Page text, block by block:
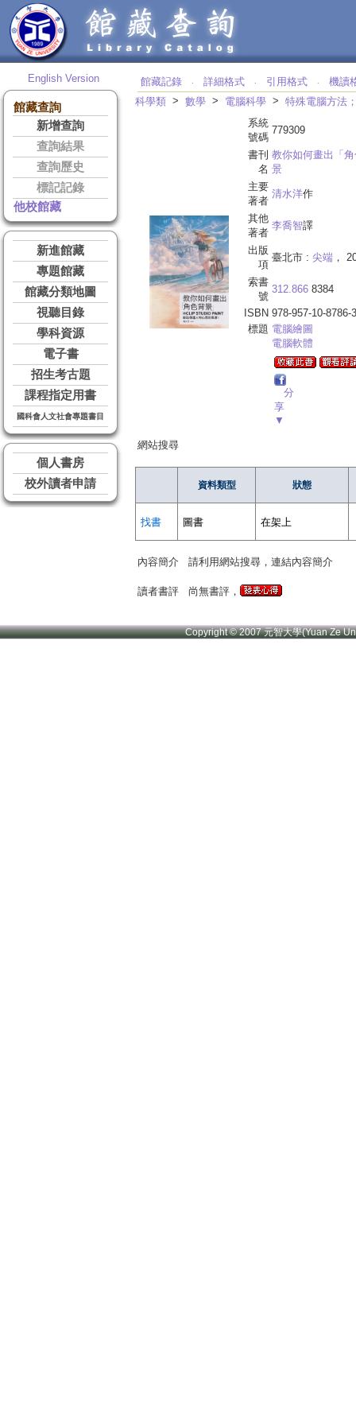
English Version
館藏查詢
新增查詢
查詢結果
查詢歷史
標記記錄
他校館藏
新進館藏
專題館藏
館藏分類地圖
視聽目錄
學科資源
電子書
招生考古題
課程指定用書
國科會人文社會專題書目
個人書房
校外讀者申請
館藏記錄 ‧ 詳細格式 ‧ 引用格式 ‧
機讀
科學類 > 數學 > 電腦科學 > 特殊電腦方法
系統
號碼
779309
書刊
名
教你如何畫出「
景
主要
著者
清水洋作
其他
著者
李喬智譯
出版
項
臺北市 : 尖端 ，
索書
號
312.866 8384
ISBN 978-957-10-8786-3
標題 電腦繪圖
電腦軟體
分
享
▼
網站搜尋
資料類型 狀態
找書 圖書 在架上
內容簡介 請利用網站搜尋，連結內容簡介
讀者書評 尚無書評，
Copyright © 2007 元智大學(Yuan Ze